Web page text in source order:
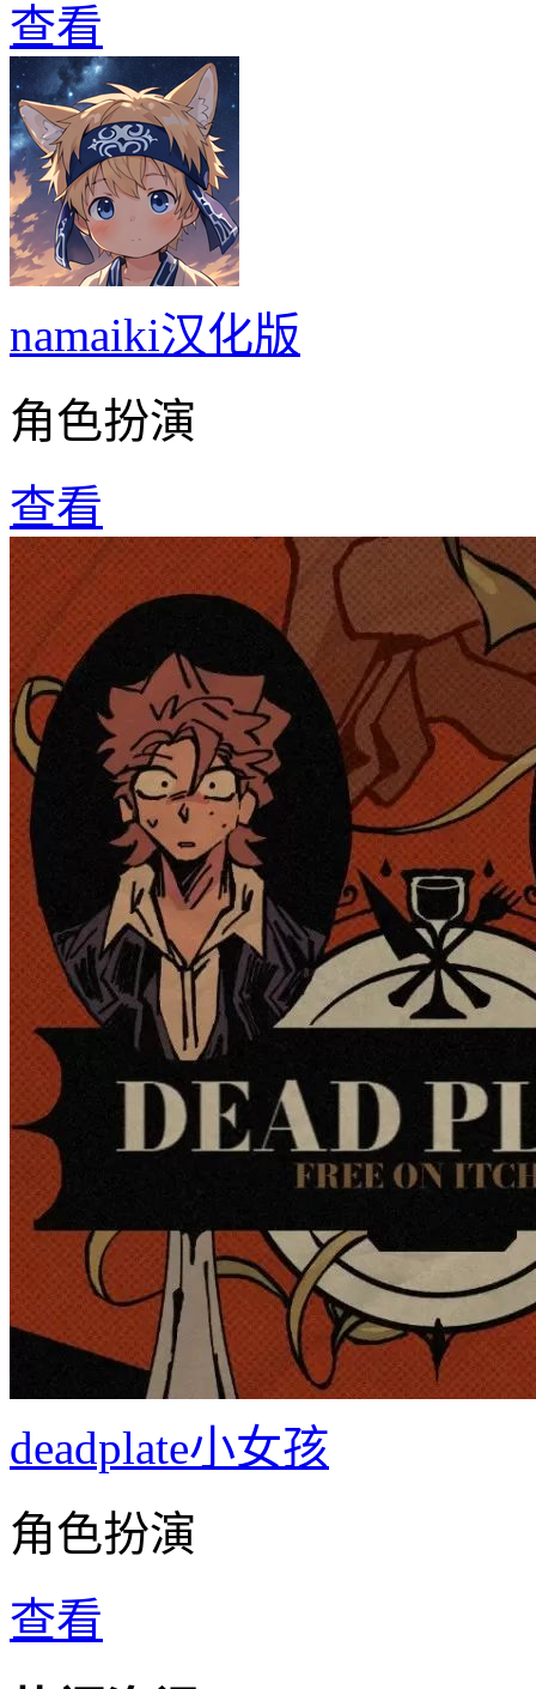
查看
namaiki汉化版
角色扮演
查看
deadplate小女孩
角色扮演
查看